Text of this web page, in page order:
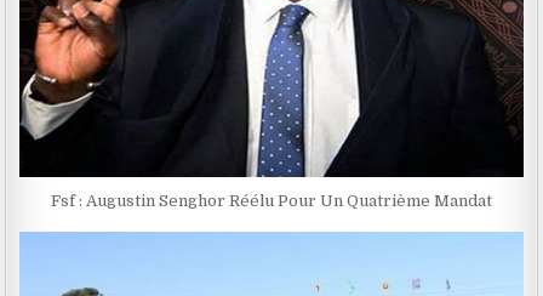
Fsf : Augustin Senghor Réélu Pour Un Quatrième Mandat